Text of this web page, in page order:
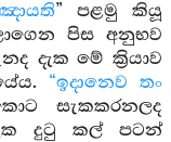
” පළමු කියූ
පිස අනුභව
දැක මේ ක්‍රියාව
“ඉදානෙව තං
සැකකරනලද
දුටු කල් පටන්